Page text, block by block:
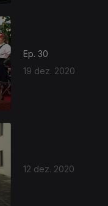
Ep. 30
19 dez. 2020
12 dez. 2020